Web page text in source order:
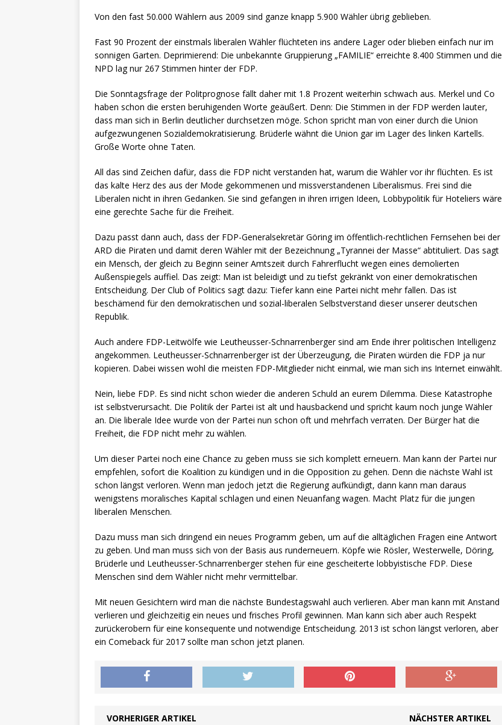
Von den fast 50.000 Wählern aus 2009 sind ganze knapp 5.900 Wähler übrig geblieben.
Fast 90 Prozent der einstmals liberalen Wähler flüchteten ins andere Lager oder blieben einfach nur im
sonnigen Garten. Deprimierend: Die unbekannte Gruppierung „FAMILIE“ erreichte 8.400 Stimmen und die
NPD lag nur 267 Stimmen hinter der FDP.
Die Sonntagsfrage der Politprognose fällt daher mit 1.8 Prozent weiterhin schwach aus. Merkel und Co
haben schon die ersten beruhigenden Worte geäußert. Denn: Die Stimmen in der FDP werden lauter,
dass man sich in Berlin deutlicher durchsetzen möge. Schon spricht man von einer durch die Union
aufgezwungenen Sozialdemokratisierung. Brüderle wähnt die Union gar im Lager des linken Kartells.
Große Worte ohne Taten.
All das sind Zeichen dafür, dass die FDP nicht verstanden hat, warum die Wähler vor ihr flüchten. Es ist
das kalte Herz des aus der Mode gekommenen und missverstandenen Liberalismus. Frei sind die
Liberalen nicht in ihren Gedanken. Sie sind gefangen in ihren irrigen Ideen, Lobbypolitik für Hoteliers wäre
eine gerechte Sache für die Freiheit.
Dazu passt dann auch, dass der FDP-Generalsekretär Göring im öffentlich-rechtlichen Fernsehen bei der
ARD die Piraten und damit deren Wähler mit der Bezeichnung „Tyrannei der Masse“ abtituliert. Das sagt
ein Mensch, der gleich zu Beginn seiner Amtszeit durch Fahrerflucht wegen eines demolierten
Außenspiegels auffiel. Das zeigt: Man ist beleidigt und zu tiefst gekränkt von einer demokratischen
Entscheidung. Der Club of Politics sagt dazu: Tiefer kann eine Partei nicht mehr fallen. Das ist
beschämend für den demokratischen und sozial-liberalen Selbstverstand dieser unserer deutschen
Republik.
Auch andere FDP-Leitwölfe wie Leutheusser-Schnarrenberger sind am Ende ihrer politischen Intelligenz
angekommen. Leutheusser-Schnarrenberger ist der Überzeugung, die Piraten würden die FDP ja nur
kopieren. Dabei wissen wohl die meisten FDP-Mitglieder nicht einmal, wie man sich ins Internet einwählt.
Nein, liebe FDP. Es sind nicht schon wieder die anderen Schuld an eurem Dilemma. Diese Katastrophe
ist selbstverursacht. Die Politik der Partei ist alt und hausbackend und spricht kaum noch junge Wähler
an. Die liberale Idee wurde von der Partei nun schon oft und mehrfach verraten. Der Bürger hat die
Freiheit, die FDP nicht mehr zu wählen.
Um dieser Partei noch eine Chance zu geben muss sie sich komplett erneuern. Man kann der Partei nur
empfehlen, sofort die Koalition zu kündigen und in die Opposition zu gehen. Denn die nächste Wahl ist
schon längst verloren. Wenn man jedoch jetzt die Regierung aufkündigt, dann kann man daraus
wenigstens moralisches Kapital schlagen und einen Neuanfang wagen. Macht Platz für die jungen
liberalen Menschen.
Dazu muss man sich dringend ein neues Programm geben, um auf die alltäglichen Fragen eine Antwort
zu geben. Und man muss sich von der Basis aus runderneuern. Köpfe wie Rösler, Westerwelle, Döring,
Brüderle und Leutheusser-Schnarrenberger stehen für eine gescheiterte lobbyistische FDP. Diese
Menschen sind dem Wähler nicht mehr vermittelbar.
Mit neuen Gesichtern wird man die nächste Bundestagswahl auch verlieren. Aber man kann mit Anstand
verlieren und gleichzeitig ein neues und frisches Profil gewinnen. Man kann sich aber auch Respekt
zurückerobern für eine konsequente und notwendige Entscheidung. 2013 ist schon längst verloren, aber
ein Comeback für 2017 sollte man schon jetzt planen.
VORHERIGER ARTIKEL NÄCHSTER ARTIKEL